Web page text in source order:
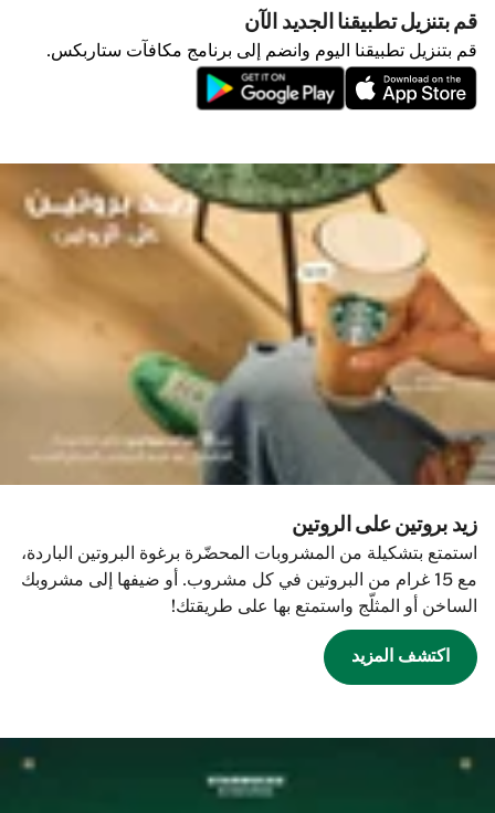
قم بتنزيل تطبيقنا الجديد الآن
قم بتنزيل تطبيقنا اليوم وانضم إلى برنامج مكافآت ستاربكس.
زيد بروتين على الروتين
استمتع بتشكيلة من المشروبات المحضّرة برغوة البروتين الباردة،
مع 15 غرام من البروتين في كل مشروب. أو ضيفها إلى مشروبك
الساخن أو المثلّج واستمتع بها على طريقتك!
اكتشف المزيد